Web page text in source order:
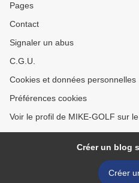
Pages
Contact
Signaler un abus
C.G.U.
Cookies et données personnelles
Préférences cookies
Voir le profil de MIKE-GOLF sur
Créer un blog
Créer